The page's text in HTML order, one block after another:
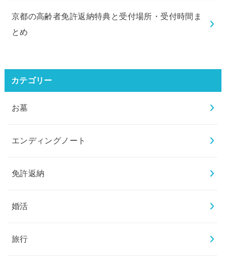
京都の高齢者免許返納特典と受付場所・受付時間ま
とめ
カテゴリー
お墓
エンディングノート
免許返納
婚活
旅行